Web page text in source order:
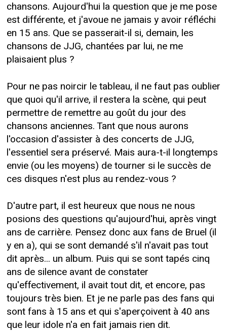
chansons. Aujourd'hui la question que je me pose
est différente, et j'avoue ne jamais y avoir réfléchi
en 15 ans. Que se passerait-il si, demain, les
chansons de JJG, chantées par lui, ne me
plaisaient plus ?
Pour ne pas noircir le tableau, il ne faut pas oublier
que quoi qu'il arrive, il restera la scène, qui peut
permettre de remettre au goût du jour des
chansons anciennes. Tant que nous aurons
l'occasion d'assister à des concerts de JJG,
l'essentiel sera préservé. Mais aura-t-il longtemps
envie (ou les moyens) de tourner si le succès de
ces disques n'est plus au rendez-vous ?
D'autre part, il est heureux que nous ne nous
posions des questions qu'aujourd'hui, après vingt
ans de carrière. Pensez donc aux fans de Bruel (il
y en a), qui se sont demandé s'il n'avait pas tout
dit après... un album. Puis qui se sont tapés cinq
ans de silence avant de constater
qu'effectivement, il avait tout dit, et encore, pas
toujours très bien. Et je ne parle pas des fans qui
sont fans à 15 ans et qui s'aperçoivent à 40 ans
que leur idole n'a en fait jamais rien dit.